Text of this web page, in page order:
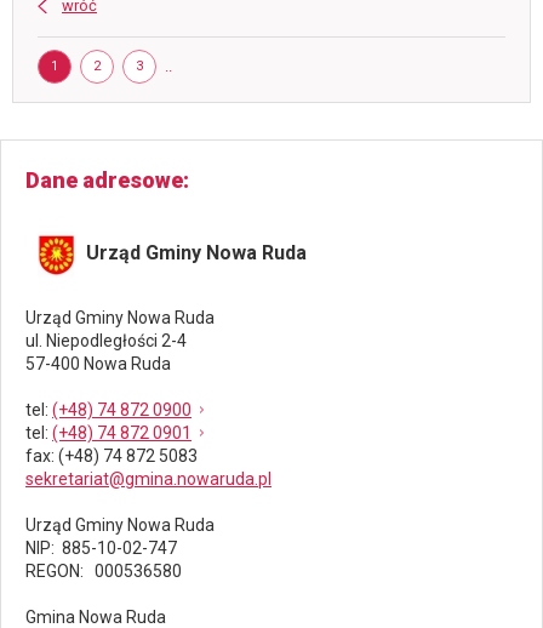
13
wróć
Strona
STRONA
1 STRONA
2 STRONA
3
Dane adresowe
Urząd Gminy Nowa Ruda
Urząd Gminy Nowa Ruda
ul. Niepodległości 2-4
57-400 Nowa Ruda
tel : (+48) 74 872 0900
tel : (+48) 74 872 0901
fax: (+48) 74 872 5083
sekretariat@gmina.nowaruda.pl
Urząd Gminy Nowa Ruda
NIP: 885-10-02-747
REGON: 000536580
Gmina Nowa Ruda